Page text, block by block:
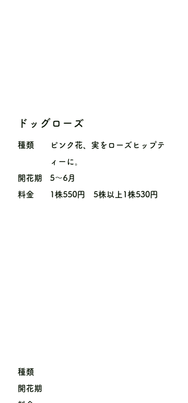
ドッグローズ
種類
ピンク花、実をローズヒップテ
ィーに。
開花期
5〜6月
料金
1株550円 5株以上1株530円
種類
開花期